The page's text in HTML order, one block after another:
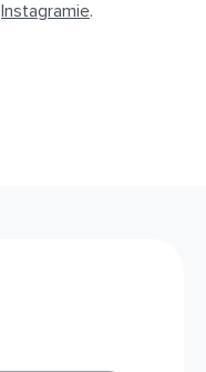
Instagramie.